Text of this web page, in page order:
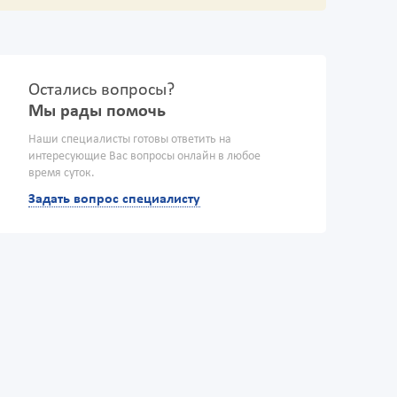
Остались вопросы?
Мы рады помочь
Наши специалисты готовы ответить на
интересующие Вас вопросы онлайн в любое
время суток.
Задать вопрос специалисту